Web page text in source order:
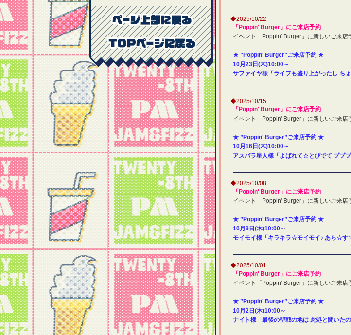
◆2025/10/22
「Poppin' Burger」にご来店予約
イベント「Poppin' Burger」に新しいご来店
★ ”Poppin' Burger”ご来店予約 ★
10月23日(木)10:00～
サファイヤ様「ライブも盛り上がったし ちょ
◆2025/10/15
「Poppin' Burger」にご来店予約
イベント「Poppin' Burger」に新しいご来店
★ ”Poppin' Burger”ご来店予約 ★
10月16日(木)10:00～
アスパラ星人様「よばれて☆とびでて プププ
◆2025/10/08
「Poppin' Burger」にご来店予約
イベント「Poppin' Burger」に新しいご来店
★ ”Poppin' Burger”ご来店予約 ★
10月9日(木)10:00～
モイモイ様「キラキラ☆モイモイ♪ あら☆す
◆2025/10/01
「Poppin' Burger」にご来店予約
イベント「Poppin' Burger」に新しいご来店
★ ”Poppin' Burger”ご来店予約 ★
10月2日(木)10:00～
ナイト様「最後の聖戦の地は 此処と聞いたの